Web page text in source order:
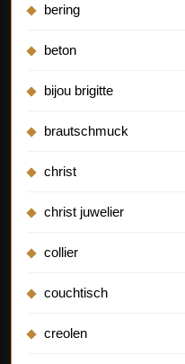
bering
beton
bijou brigitte
brautschmuck
christ
christ juwelier
collier
couchtisch
creolen